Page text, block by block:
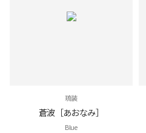
琉装
蒼波［あおなみ］
Blue